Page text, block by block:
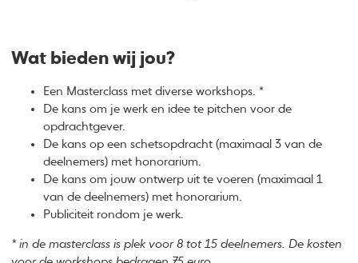
Wat bieden wij jou?
Een Masterclass met diverse workshops. *
De kans om je werk en idee te pitchen voor de
opdrachtgever.
De kans op een schetsopdracht (maximaal 3 van de
deelnemers) met honorarium.
De kans om jouw ontwerp uit te voeren (maximaal 1
van de deelnemers) met honorarium.
Publiciteit rondom je werk.
* in de masterclass is plek voor 8 tot 15 deelnemers. De kosten